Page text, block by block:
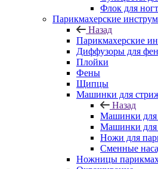
Флок для
Парикмахерские
Назад
Парикмахерские
Диффузоры для
Плойки
Фены
Щипцы
Машинки для
Назад
Машинки для
Машинки для
Ножи для
Сменные
Ножницы